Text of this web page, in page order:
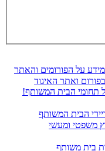
על הפורומים והאתר
ואתר האיגוד
תחומי הבית המשותף!
הבית המשותף
משפטי ומעשי
בית משותף